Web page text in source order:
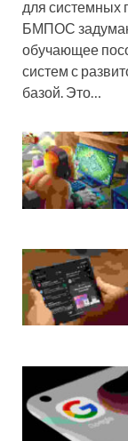
для системных
БМПОС задуман
обучающее
систем с
базой. Это…